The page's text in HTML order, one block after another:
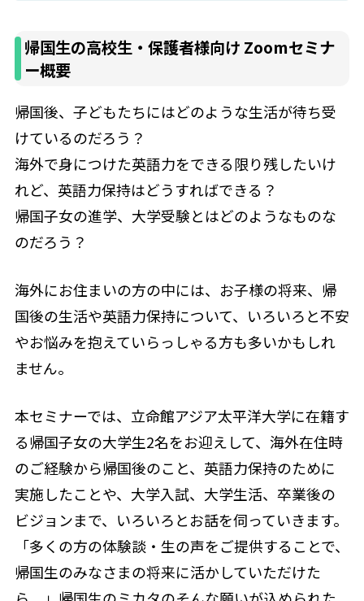
帰国生の高校生・保護者様向け Zoomセミナ
ー概要
帰国後、子どもたちにはどのような生活が待ち受
けているのだろう？
海外で身につけた英語力をできる限り残したいけ
れど、英語力保持はどうすればできる？
帰国子女の進学、大学受験とはどのようなものな
のだろう？
海外にお住まいの方の中には、お子様の将来、帰
国後の生活や英語力保持について、いろいろと不安
やお悩みを抱えていらっしゃる方も多いかもしれ
ません。
本セミナーでは、立命館アジア太平洋大学に在籍す
る帰国子女の大学生2名をお迎えして、海外在住時
のご経験から帰国後のこと、英語力保持のために
実施したことや、大学入試、大学生活、卒業後の
ビジョンまで、いろいろとお話を伺っていきます。
「多くの方の体験談・生の声をご提供することで、
帰国生のみなさまの将来に活かしていただけた